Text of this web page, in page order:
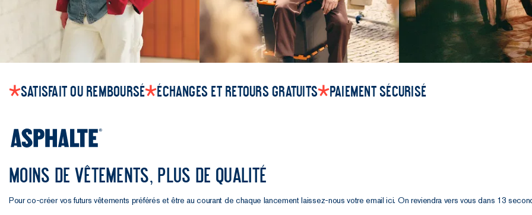
Satisfait ou remboursé Échanges et retours gratuits Paiement sécurisé
MOINS DE VÊTEMENTS, PLUS DE QUALITÉ
Pour co-créer vos futurs vêtements préférés et être au courant de chaque lancement laissez-nous votre email ici. On reviendra vers vous dans 13